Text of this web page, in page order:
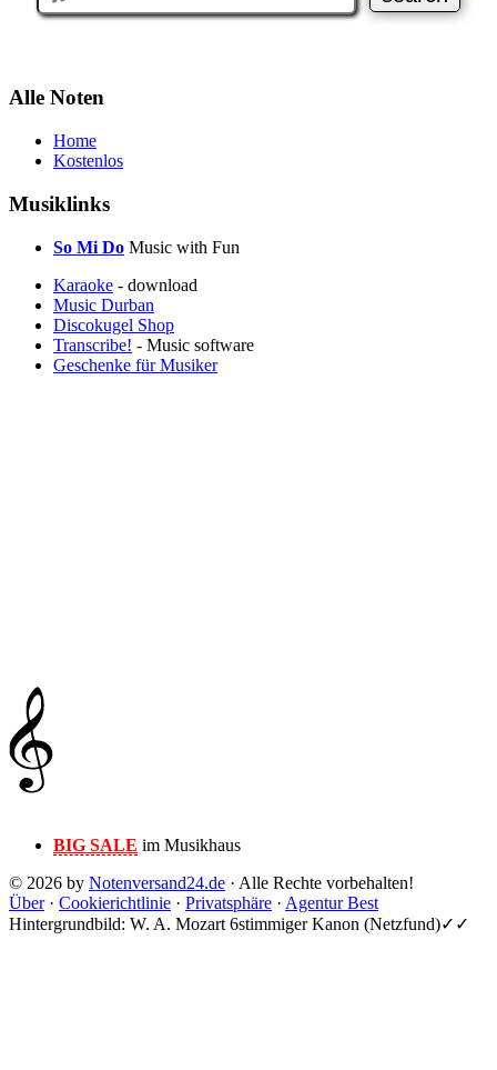
Alle Noten
Home
Kostenlos
Musiklinks
So Mi Do Music with Fun
Karaoke - download
Music Durban
Discokugel Shop
Transcribe! - Music software
Geschenke für Musiker
BIG SALE im Musikhaus
© 2026 by Notenversand24.de · Alle Rechte vorbehalten!
Über· Cookierichtlinie · Privatsphäre · Agentur Best
Hintergrundbild: W. A. Mozart 6stimmiger Kanon (Netzfund)✓✓